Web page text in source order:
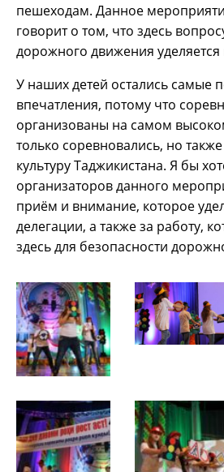
пешеходам. Данное
говорит о том, что здесь
дорожного движения
У наших детей остались самые
впечатления, потому что
организованы на самом
только соревновались, но
культуру Таджикистана. Я бы
организаторов данного
приём и внимание, которое
делегации, а также за работу,
здесь для безопасности